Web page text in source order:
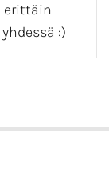
erittäin
:)